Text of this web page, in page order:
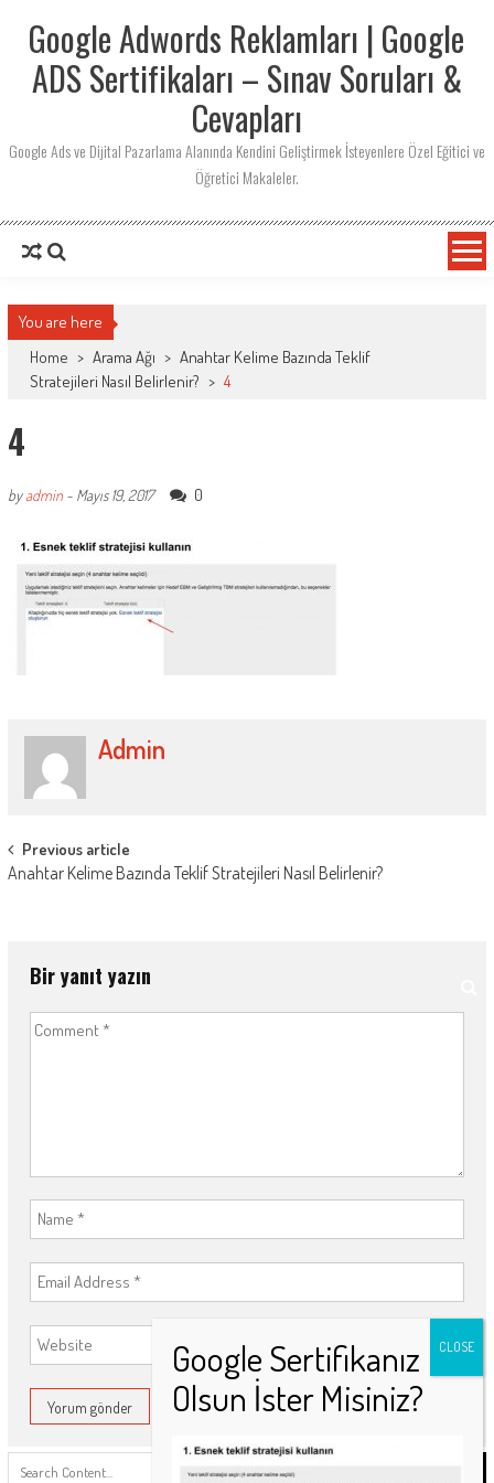
contentGoogle Adwords Reklamları | Google
ADS Sertifikaları – Sınav Soruları &
Cevapları
Google Ads ve Dijital Pazarlama Alanında Kendini Geliştirmek İsteyenlere Özel Eğitici ve
Öğretici Makaleler.
You are here
Home > Arama Ağı > Anahtar Kelime Bazında Teklif
Stratejileri Nasıl Belirlenir? > 4
4
byadmin- Mayıs 19, 2017 0
Admin
Post
navigation
Previous article
Anahtar Kelime Bazında Teklif Stratejileri Nasıl Belirlenir?
Bir yanıt yazın